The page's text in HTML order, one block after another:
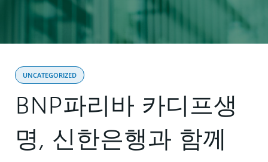
UNCATEGORIZED
BNP파리바 카디프생
명, 신한은행과 함께